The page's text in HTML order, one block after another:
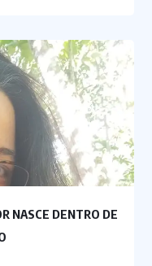
NASCE DENTRO DE